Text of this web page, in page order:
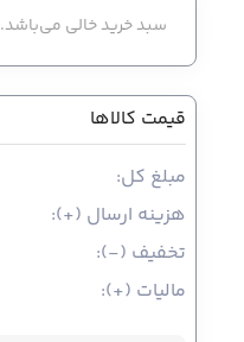
سبد خرید خالی می‌باشد.
قیمت کالاها
مبلغ کل:
هزینه ارسال (+):
تخفیف (-):
مالیات (+):